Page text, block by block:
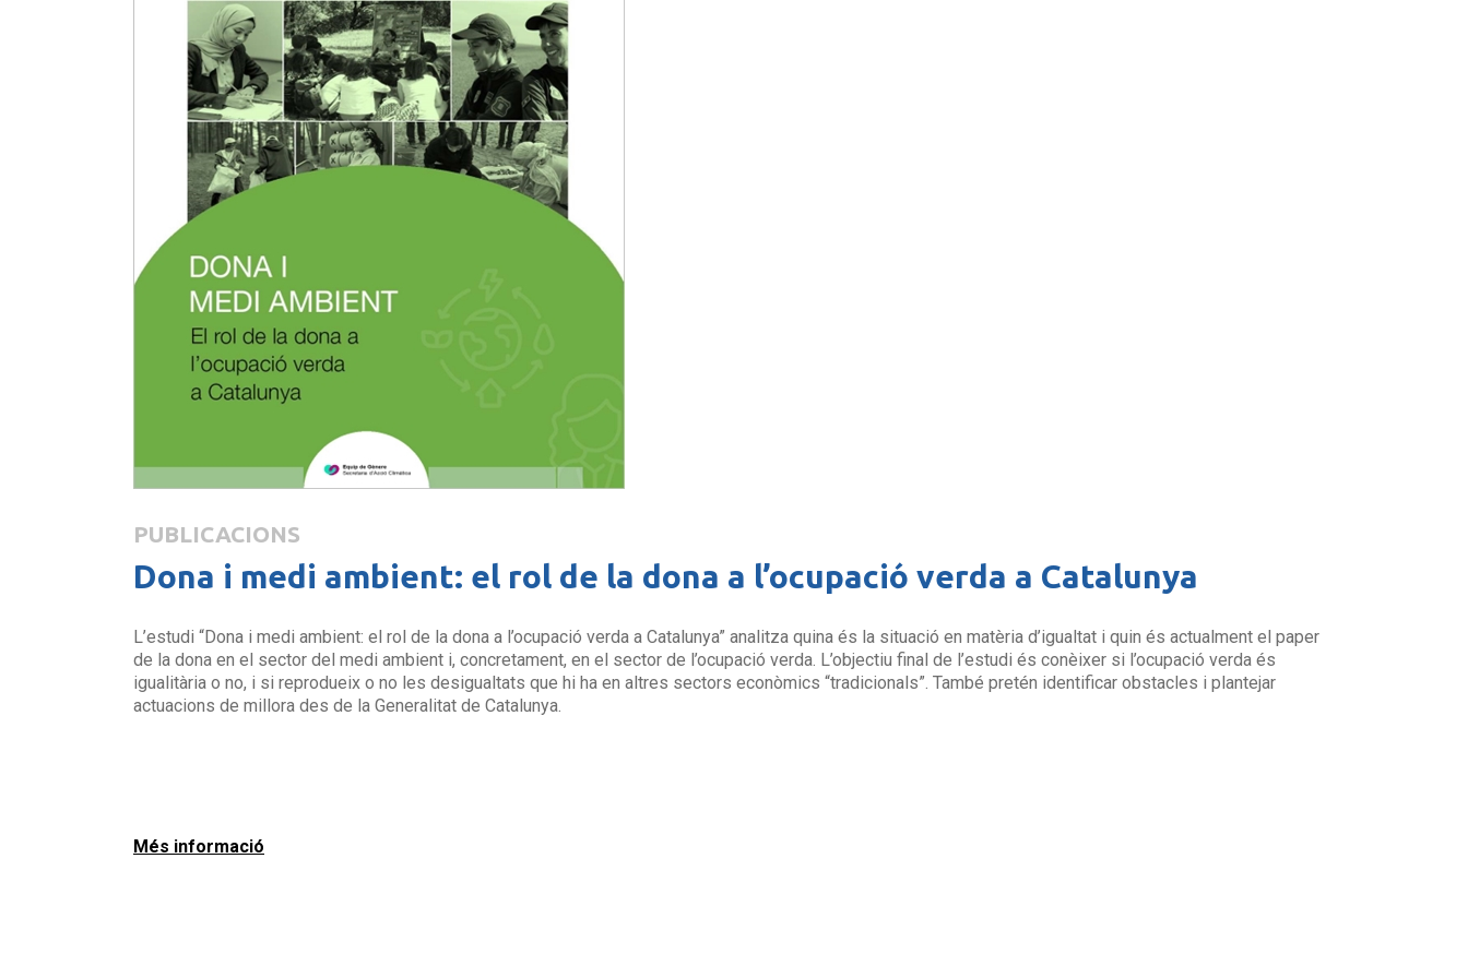
PUBLICACIONS
Dona i medi ambient: el rol de la dona a l’ocupació verda a Catalunya
L’estudi “Dona i medi ambient: el rol de la dona a l’ocupació verda a Catalunya” analitza quina és la situació en matèria d’igualtat i quin és actualment el paper
de la dona en el sector del medi ambient i, concretament, en el sector de l’ocupació verda. L’objectiu final de l’estudi és conèixer si l’ocupació verda és
igualitària o no, i si reprodueix o no les desigualtats que hi ha en altres sectors econòmics “tradicionals”. També pretén identificar obstacles i plantejar
actuacions de millora des de la Generalitat de Catalunya.
Més informació